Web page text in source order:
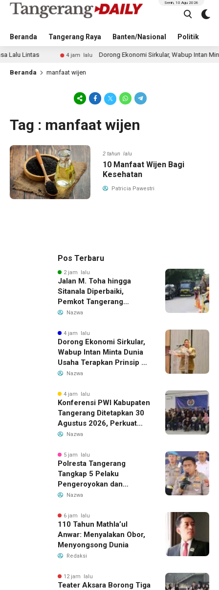
Beranda Tangerang Raya Banten/Nasional Politik
Senin, 10 Agu 2026
Lintas 4 jam lalu Dorong Ekonomi Sirkular, Wabup Intan Minta
Beranda manfaat wijen
Tag : manfaat wijen
2 tahun lalu
10 Manfaat Wijen Bagi
Kesehatan
Patricia Pawestri
Pos Terbaru
2 jam lalu
Jalan M. Toha hingga
Sitanala Diperbaiki,
Pemkot Tangerang
Siapkan Rekayasa Lalu
Nazwa
4 jam lalu
Dorong Ekonomi Sirkular,
Wabup Intan Minta Dunia
Usaha Terapkan Prinsip 3R
dalam Pengelolaan Limbah
Nazwa
4 jam lalu
Konferensi PWI Kabupaten
Tangerang Ditetapkan 30
Agustus 2026, Perkuat
Demokrasi dan Soliditas
Nazwa
5 jam lalu
Polresta Tangerang
Tangkap 5 Pelaku
Pengeroyokan dan
Kekerasan Seksual di
Nazwa
6 jam lalu
110 Tahun Mathla’ul
Anwar: Menyalakan Obor,
Menyongsong Dunia
Redaksi
12 jam lalu
Teater Aksara Borong Tiga